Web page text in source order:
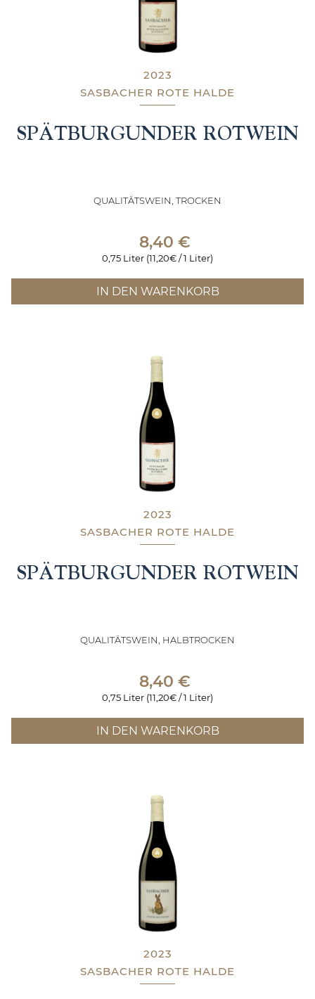
2023
SASBACHER ROTE HALDE
SPÄTBURGUNDER ROTWEIN
QUALITÄTSWEIN, TROCKEN
8,40 €
0,75 Liter (11,20€ / 1 Liter)
IN DEN WARENKORB
2023
SASBACHER ROTE HALDE
SPÄTBURGUNDER ROTWEIN
QUALITÄTSWEIN, HALBTROCKEN
8,40 €
0,75 Liter (11,20€ / 1 Liter)
IN DEN WARENKORB
2023
SASBACHER ROTE HALDE